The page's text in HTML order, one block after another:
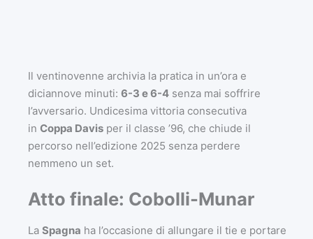
Il ventinovenne archivia la pratica in un’ora e
diciannove minuti: 6-3 e 6-4 senza mai soffrire
l’avversario. Undicesima vittoria consecutiva
in Coppa Davis per il classe ’96, che chiude il
percorso nell’edizione 2025 senza perdere
nemmeno un set.
Atto finale: Cobolli-Munar
La Spagna ha l’occasione di allungare il tie e portare